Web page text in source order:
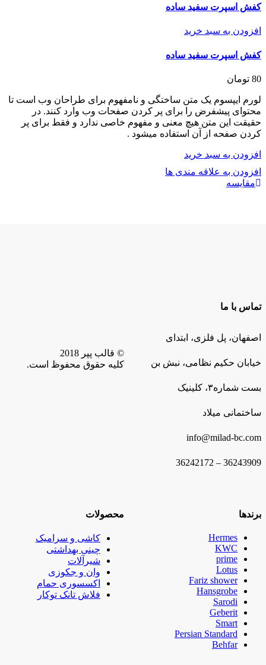
کفش اسپرت سفید ساده
افزودن به سبد خرید
کفش اسپرت سفید ساده
80 تومان
لورم ایپسوم یک متن ساختگی و نامفهوم برای طراحان وب است تا
محتوای پیشفرض را برای پر کردن صفحات وب وارد کنند. در
حقیقت این متن هیچ معنی و مفهوم خاصی ندارد و فقط برای پر
کردن صفحه از آن استفاده میشود .
افزودن به سبد خرید
افزودن به علاقه مندی ها
مقایسه
© قالب پپر 2018
کلیه حقوق محفوظ است.
تماس با ما
اصفهان، پل فلزی، ابتدای
خیابان حکیم نظامی، نبش بن
بست شماره۳، کلینیک
ساختمانی میلاد
info@milad-bc.com
36243909 – 36242172
محصولات
کاشی و سرامیک
چینی بهداشتی
شیرآلات
وان و جکوزی
اکسسوری حمام
فلاش تانک توکار
برندها
Hermes
KWC
prime
Lotus
Fariz shower
Hansgrobe
Sarodi
Geberit
Smart
Persian Standard
Behfar